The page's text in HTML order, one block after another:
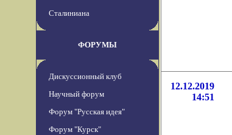
Сталиниана
ФОРУМЫ
Дискуссионный клуб
Научный форум
Форум "Русская идея"
Форум "Курск"
12.12.2019
14:51